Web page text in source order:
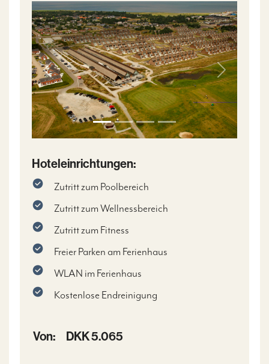
Previous Next
Hoteleinrichtungen:
Zutritt zum Poolbereich
Zutritt zum Wellnessbereich
Zutritt zum Fitness
Freier Parken am Ferienhaus
WLAN im Ferienhaus
Kostenlose Endreinigung
Von: DKK 5.065